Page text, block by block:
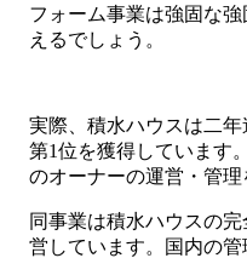
フォーム事業は強固な
えるでしょう。
実際、積水ハウスは二
第1位を獲得しています
のオーナーの運営・管理
同事業は積水ハウスの
営しています。国内の